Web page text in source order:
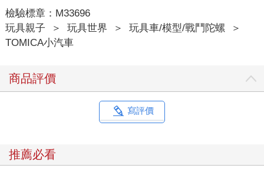
檢驗標章：M33696
玩具親子
＞ 玩具世界 ＞ 玩具車/模型/戰鬥陀螺
＞
TOMICA小汽車
商品評價
寫評價
推薦必看